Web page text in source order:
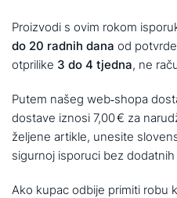
Proizvodi s ovim rokom
do 20 radnih dana od
otprilike 3 do 4 tjedna, ne
Putem našeg web‑shopa
dostave iznosi 7,00 € za
željene artikle, unesite
sigurnoj isporuci bez dodatnih
Ako kupac odbije primiti robu